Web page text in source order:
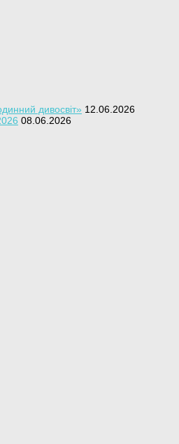
дивосвіт» 12.06.2026
08.06.2026